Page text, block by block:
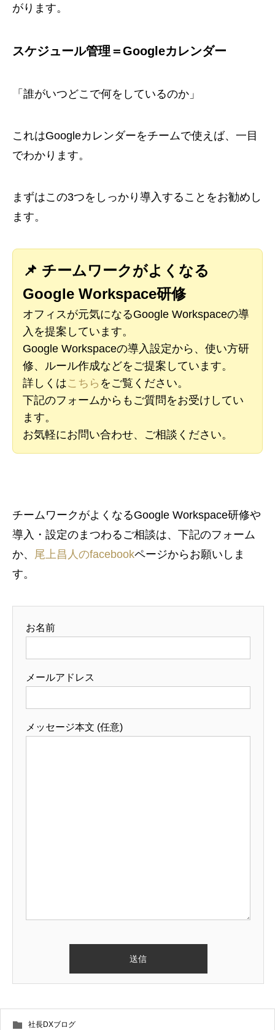
がります。
スケジュール管理＝Googleカレンダー
「誰がいつどこで何をしているのか」
これはGoogleカレンダーをチームで使えば、一目
でわかります。
まずはこの3つをしっかり導入することをお勧めし
ます。
📌 チームワークがよくなる
Google Workspace研修
オフィスが元気になるGoogle Workspaceの導
入を提案しています。
Google Workspaceの導入設定から、使い方研
修、ルール作成などをご提案しています。
詳しくはこちら をご覧ください。
下記のフォームからもご質問をお受けしてい
ます。
お気軽にお問い合わせ、ご相談ください。
チームワークがよくなるGoogle Workspace研修や
導入・設定のまつわるご相談は、下記のフォーム
か、 尾上昌人のfacebookページからお願いしま
す。
お名前
メールアドレス
メッセージ本文 (任意)
社長DXブログ